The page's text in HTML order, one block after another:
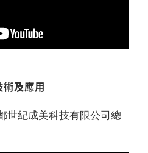
及應用
世紀成美科技有限公司總